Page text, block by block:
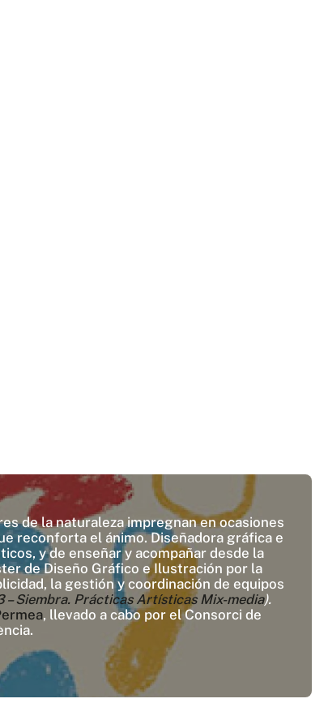
de la naturaleza impregnan en ocasiones
reconforta el ánimo. Diseñadora gráfica e
y de enseñar y acompañar desde la
de Diseño Gráfico e Ilustración por la
la gestión y coordinación de equipos
– Siembra. Prácticas Artísticas Mix-media).
, llevado a cabo por el Consorci de